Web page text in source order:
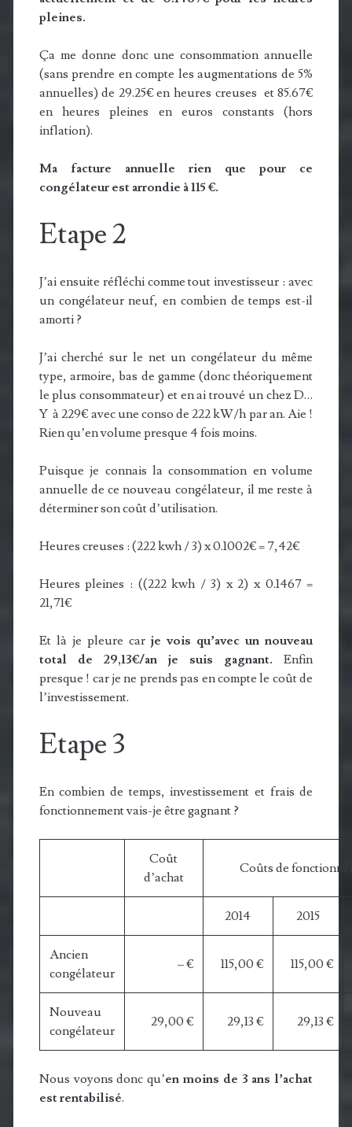
pleines.
Ça me donne donc une consommation annuelle
(sans prendre en compte les augmentations de 5%
annuelles) de 29.25€ en heures creuses et 85.67€
en heures pleines en euros constants (hors
inflation).
Ma facture annuelle rien que pour ce
congélateur est arrondie à 115 €.
Etape 2
J’ai ensuite réfléchi comme tout investisseur : avec
un congélateur neuf, en combien de temps est-il
amorti ?
J’ai cherché sur le net un congélateur du même
type, armoire, bas de gamme (donc théoriquement
le plus consommateur) et en ai trouvé un chez D…
Y à 229€ avec une conso de 222 kW/h par an. Aie !
Rien qu’en volume presque 4 fois moins.
Puisque je connais la consommation en volume
annuelle de ce nouveau congélateur, il me reste à
déterminer son coût d’utilisation.
Heures creuses : (222 kwh / 3) x 0.1002€ = 7,42€
Heures pleines : ((222 kwh / 3) x 2) x 0.1467 =
21,71€
Et là je pleure carje vois qu’avec un nouveau
total de 29,13€/an je suis gagnant.Enfin
presque ! car je ne prends pas en compte le coût de
l’investissement.
Etape 3
En combien de temps, investissement et frais de
fonctionnement vais-je être gagnant ?
Coût
d’achat
Coûts de
2014 2015
Ancien
congélateur
– € 115,00 € 115,00 €
Nouveau
congélateur
29,00 € 29,13 € 29,13 €
Nous voyons donc qu’en moins de 3 ans l’achat
est rentabilisé.